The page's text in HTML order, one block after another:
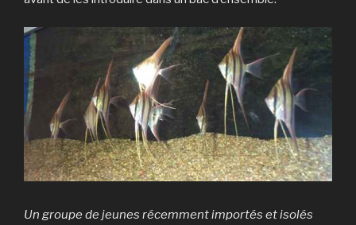
Un groupe de jeunes récemment importés et isolés